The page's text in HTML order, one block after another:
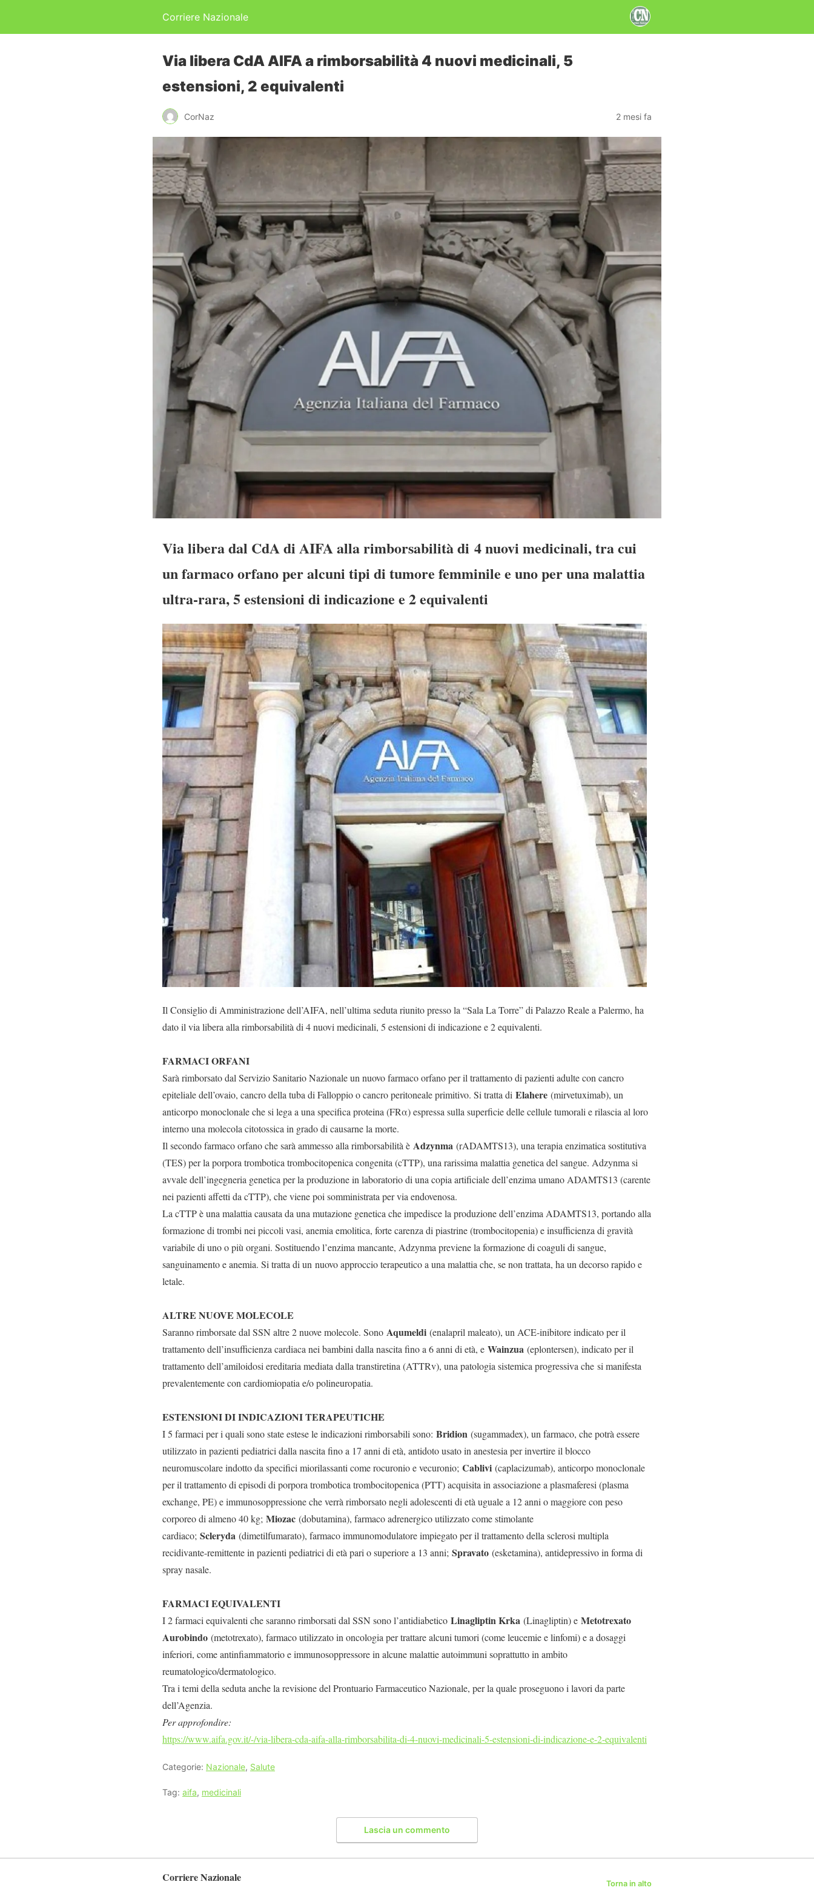
Corriere Nazionale
Via libera CdA AIFA a rimborsabilità 4 nuovi medicinali, 5
estensioni, 2 equivalenti
CorNaz 2 mesi fa
Via libera dal CdA di AIFA alla rimborsabilità di 4 nuovi medicinali, tra cui
un farmaco orfano per alcuni tipi di tumore femminile e uno per una malattia
ultra-rara, 5 estensioni di indicazione e 2 equivalenti
Il Consiglio di Amministrazione dell’AIFA, nell’ultima seduta riunito presso la “Sala La Torre” di Palazzo Reale a Palermo, ha
dato il via libera alla rimborsabilità di 4 nuovi medicinali, 5 estensioni di indicazione e 2 equivalenti.
FARMACI ORFANI
Sarà rimborsato dal Servizio Sanitario Nazionale un nuovo farmaco orfano per il trattamento di pazienti adulte con cancro
epiteliale dell’ovaio, cancro della tuba di Falloppio o cancro peritoneale primitivo. Si tratta di Elahere (mirvetuximab), un
anticorpo monoclonale che si lega a una specifica proteina (FRα) espressa sulla superficie delle cellule tumorali e rilascia al loro
interno una molecola citotossica in grado di causarne la morte.
Il secondo farmaco orfano che sarà ammesso alla rimborsabilità è Adzynma (rADAMTS13), una terapia enzimatica sostitutiva
(TES) per la porpora trombotica trombocitopenica congenita (cTTP), una rarissima malattia genetica del sangue. Adzynma si
avvale dell’ingegneria genetica per la produzione in laboratorio di una copia artificiale dell’enzima umano ADAMTS13 (carente
nei pazienti affetti da cTTP), che viene poi somministrata per via endovenosa.
La cTTP è una malattia causata da una mutazione genetica che impedisce la produzione dell’enzima ADAMTS13, portando alla
formazione di trombi nei piccoli vasi, anemia emolitica, forte carenza di piastrine (trombocitopenia) e insufficienza di gravità
variabile di uno o più organi. Sostituendo l’enzima mancante, Adzynma previene la formazione di coaguli di sangue,
sanguinamento e anemia. Si tratta di un nuovo approccio terapeutico a una malattia che, se non trattata, ha un decorso rapido e
letale.
ALTRE NUOVE MOLECOLE
Saranno rimborsate dal SSN altre 2 nuove molecole. Sono Aqumeldi (enalapril maleato), un ACE-inibitore indicato per il
trattamento dell’insufficienza cardiaca nei bambini dalla nascita fino a 6 anni di età, e Wainzua (eplontersen), indicato per il
trattamento dell’amiloidosi ereditaria mediata dalla transtiretina (ATTRv), una patologia sistemica progressiva che si manifesta
prevalentemente con cardiomiopatia e/o polineuropatia.
ESTENSIONI DI INDICAZIONI TERAPEUTICHE
I 5 farmaci per i quali sono state estese le indicazioni rimborsabili sono: Bridion (sugammadex), un farmaco, che potrà essere
utilizzato in pazienti pediatrici dalla nascita fino a 17 anni di età, antidoto usato in anestesia per invertire il blocco
neuromuscolare indotto da specifici miorilassanti come rocuronio e vecuronio; Cablivi (caplacizumab), anticorpo monoclonale
per il trattamento di episodi di porpora trombotica trombocitopenica (PTT) acquisita in associazione a plasmaferesi (plasma
exchange, PE) e immunosoppressione che verrà rimborsato negli adolescenti di età uguale a 12 anni o maggiore con peso
corporeo di almeno 40 kg; Miozac (dobutamina), farmaco adrenergico utilizzato come stimolante
cardiaco; Scleryda (dimetilfumarato), farmaco immunomodulatore impiegato per il trattamento della sclerosi multipla
recidivante-remittente in pazienti pediatrici di età pari o superiore a 13 anni; Spravato (esketamina), antidepressivo in forma di
spray nasale.
FARMACI EQUIVALENTI
I 2 farmaci equivalenti che saranno rimborsati dal SSN sono l’antidiabetico Linagliptin Krka (Linagliptin) e Metotrexato
Aurobindo (metotrexato), farmaco utilizzato in oncologia per trattare alcuni tumori (come leucemie e linfomi) e a dosaggi
inferiori, come antinfiammatorio e immunosoppressore in alcune malattie autoimmuni soprattutto in ambito
reumatologico/dermatologico.
Tra i temi della seduta anche la revisione del Prontuario Farmaceutico Nazionale, per la quale proseguono i lavori da parte
dell’Agenzia.
Per approfondire:
https://www.aifa.gov.it/-/via-libera-cda-aifa-alla-rimborsabilita-di-4-nuovi-medicinali-5-estensioni-di-indicazione-e-2-equivalenti
Categorie: Nazionale, Salute
Tag: aifa, medicinali
Lascia un commento
Corriere Nazionale Torna in alto